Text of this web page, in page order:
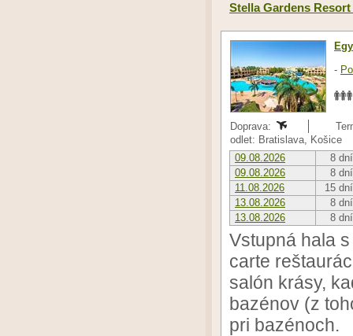
Stella Gardens Resort
-
Doprava:
odlet: Bratislava, Košice
09.08.2026
8 dní
09.08.2026
8 dní
11.08.2026
15 dní
13.08.2026
8 dní
13.08.2026
8 dní
Vstupná hala
carte
salón krásy,
bazénov (z
pri bazénoch.